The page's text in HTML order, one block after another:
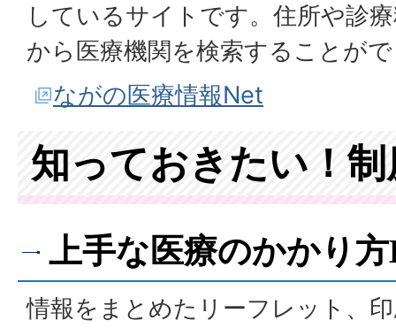
しているサイトです。住所や診
から医療機関を検索することが
ながの医療情報Net
知っておきたい！
上手な医療のかかり
情報をまとめたリーフレット、